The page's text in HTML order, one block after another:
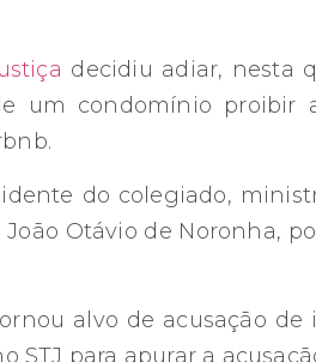
decidiu adiar, nesta
um condomínio proibir
do colegiado,
Otávio de Noronha,
alvo de acusação
STJ para apurar a